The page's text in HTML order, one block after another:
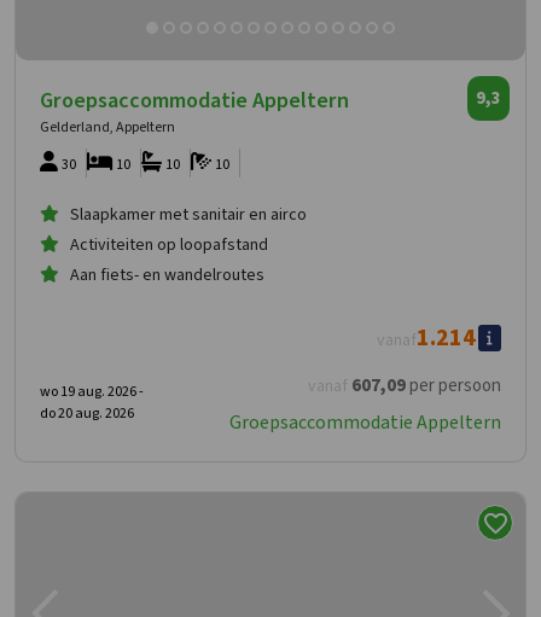
Groepsaccommodatie Appeltern
Gelderland, Appeltern
9,3
30 10
10
10
Slaapkamer met sanitair en airco
Activiteiten op loopafstand
Aan fiets- en wandelroutes
vanaf 607,09per persoon
vanaf1.214
wo 19 aug. 2026 -
do 20 aug. 2026
Groepsaccommodatie Appeltern